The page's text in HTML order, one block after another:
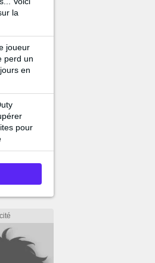
la
joueur
perd un
en
pour